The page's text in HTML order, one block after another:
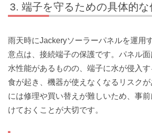
端子を守るための具体的な
雨天時にJackeryソーラーパネルを運用
意点は、接続端子の保護です。パネル
水性能があるものの、端子に水が侵入
食が起き、機器が使えなくなるリスク
には修理や買い替えが難しいため、事
けておくことが大切です。